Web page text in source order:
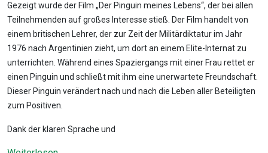
Gezeigt wurde der Film „Der Pinguin meines Lebens“, der bei allen
Teilnehmenden auf großes Interesse stieß. Der Film handelt von
einem britischen Lehrer, der zur Zeit der Militärdiktatur im Jahr
1976 nach Argentinien zieht, um dort an einem Elite-Internat zu
unterrichten. Während eines Spaziergangs mit einer Frau rettet er
einen Pinguin und schließt mit ihm eine unerwartete Freundschaft.
Dieser Pinguin verändert nach und nach die Leben aller Beteiligten
zum Positiven.
Dank der klaren Sprache und